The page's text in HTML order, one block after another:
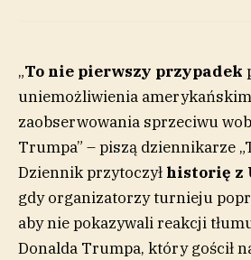
„To nie pierwszy przypadek
uniemożliwienia
zaobserwowania sprzeciwu
Trumpa” – piszą dziennikarze
Dziennik przytoczył historię z
gdy organizatorzy turnieju
aby nie pokazywali reakcji
Donalda Trumpa, który gościł